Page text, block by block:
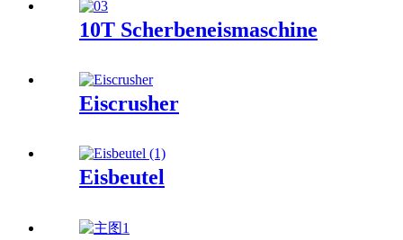
10T Scherbeneismaschine
Eiscrusher
Eisbeutel